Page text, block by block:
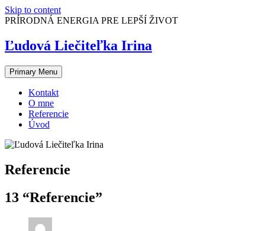
Skip to content
PRÍRODNÁ ENERGIA PRE LEPŠÍ ŽIVOT
Ľudová Liečiteľka Irina
Primary Menu
Kontakt
O mne
Referencie
Úvod
Referencie
13 “Referencie”